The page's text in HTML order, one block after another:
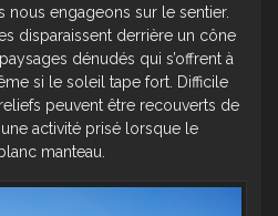
nous engageons sur le sentier.
disparaissent derrière un cône
dénudés qui s’offrent à
si le soleil tape fort. Difficile
peuvent être recouverts de
activité prisé lorsque le
manteau.